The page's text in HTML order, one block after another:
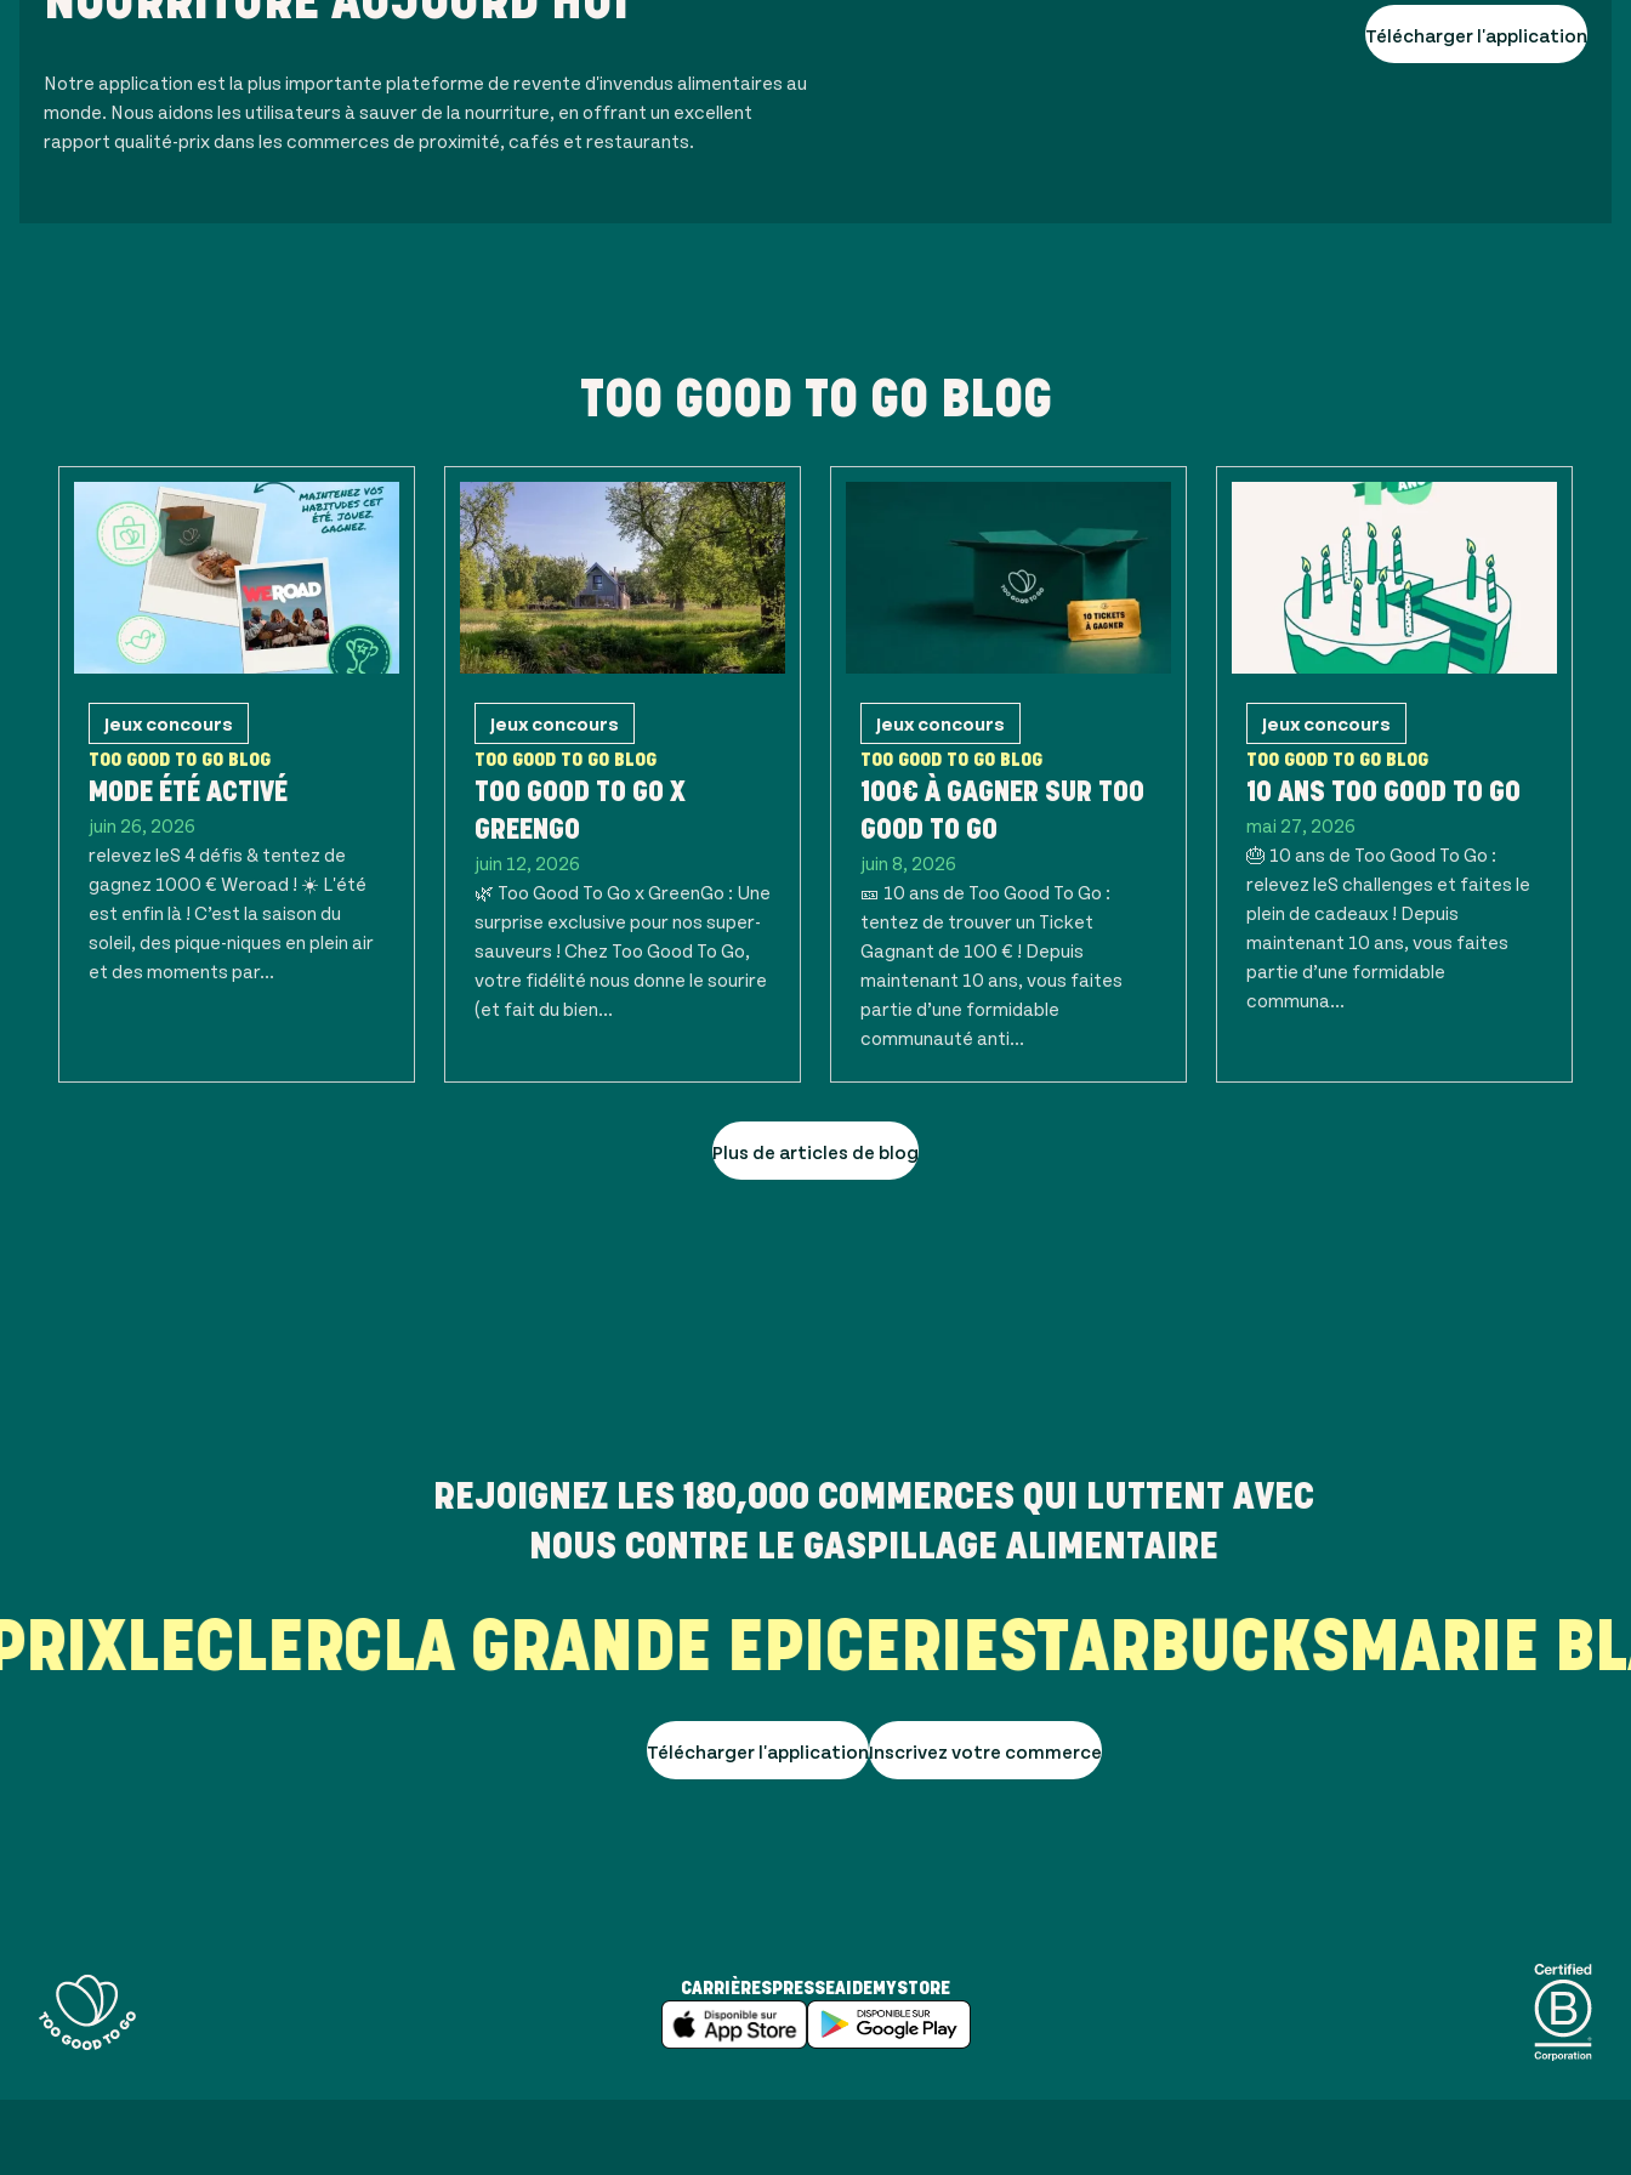
Notre application est la plus importante plateforme de revente d'invendus alimentaires au
monde. Nous aidons les utilisateurs à sauver de la nourriture, en offrant un excellent
rapport qualité-prix dans les commerces de proximité, cafés et restaurants.
Télécharger l'application
TOO GOOD TO GO BLOG
Jeux concours
TOO GOOD TO GO BLOG
MODE ÉTÉ ACTIVÉ
juin 26, 2026
relevez leS 4 défis & tentez de
gagnez 1000 € Weroad ! ☀️ L'été
est enfin là ! C’est la saison du
soleil, des pique-niques en plein air
et des moments par...
Jeux concours
TOO GOOD TO GO BLOG
TOO GOOD TO GO X
GREENGO
juin 12, 2026
🌿 Too Good To Go x GreenGo : Une
surprise exclusive pour nos super-
sauveurs ! Chez Too Good To Go,
votre fidélité nous donne le sourire
(et fait du bien...
Jeux concours
TOO GOOD TO GO BLOG
100€ À GAGNER SUR TOO
GOOD TO GO
juin 8, 2026
🎫 10 ans de Too Good To Go :
tentez de trouver un Ticket
Gagnant de 100 € ! Depuis
maintenant 10 ans, vous faites
partie d’une formidable
communauté anti...
Jeux concours
TOO GOOD TO GO BLOG
10 ANS TOO GOOD TO GO
mai 27, 2026
🎂 10 ans de Too Good To Go :
relevez leS challenges et faites le
plein de cadeaux ! Depuis
maintenant 10 ans, vous faites
partie d’une formidable
communa...
Plus de articles de blog
REJOIGNEZ LES 180,000 COMMERCES QUI LUTTENT AVEC
NOUS CONTRE LE GASPILLAGE ALIMENTAIRE
LECLERC LA GRANDE EPICERIESTARBUCKS MARIE
Télécharger l'applicationInscrivez votre commerce
CARRIÈRES PRESSEAIDE MYSTORE